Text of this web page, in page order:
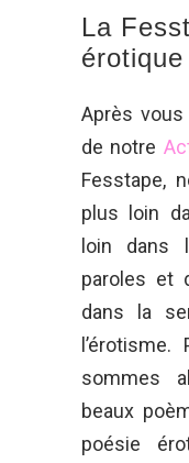
La
érotique
Après
de notre
Fesstape,
plus loin
loin dans
paroles et
dans la
sommes
beaux
poésie